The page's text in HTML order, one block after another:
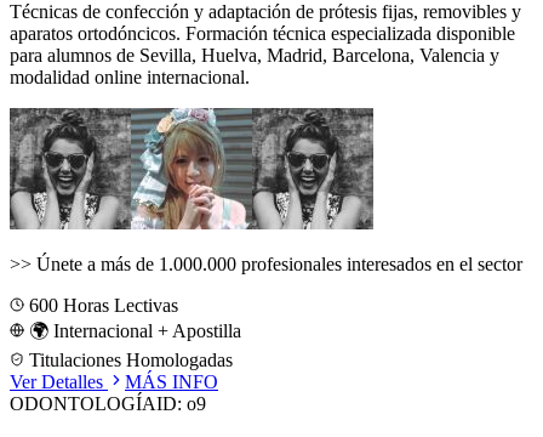
Técnicas de confección y adaptación de prótesis fijas, removibles y
aparatos ortodóncicos. Formación técnica especializada disponible
para alumnos de Sevilla, Huelva, Madrid, Barcelona, Valencia y
modalidad online internacional.
>> Únete a más de 1.000.000 profesionales interesados en el sector
600 Horas Lectivas
🌍 Internacional + Apostilla
Titulaciones Homologadas
Ver Detalles
MÁS INFO
ODONTOLOGÍAID: o9